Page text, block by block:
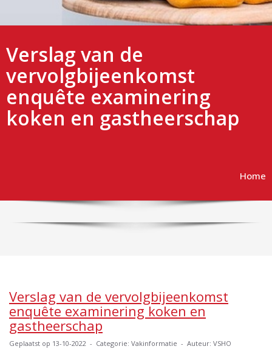
Verslag van de
vervolgbijeenkomst
enquête examinering
koken en gastheerschap
Home
Verslag van de vervolgbijeenkomst
enquête examinering koken en
gastheerschap
Geplaatst op 13-10-2022 - Categorie: Vakinformatie - Auteur: VSHO